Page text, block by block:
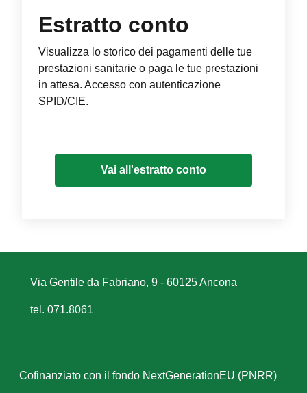
Estratto conto
Visualizza lo storico dei pagamenti delle tue
prestazioni sanitarie o paga le tue prestazioni
in attesa. Accesso con autenticazione
SPID/CIE.
Vai all'estratto conto
Via Gentile da Fabriano, 9 - 60125 Ancona
tel. 071.8061
Cofinanziato con il fondo NextGenerationEU (PNRR)